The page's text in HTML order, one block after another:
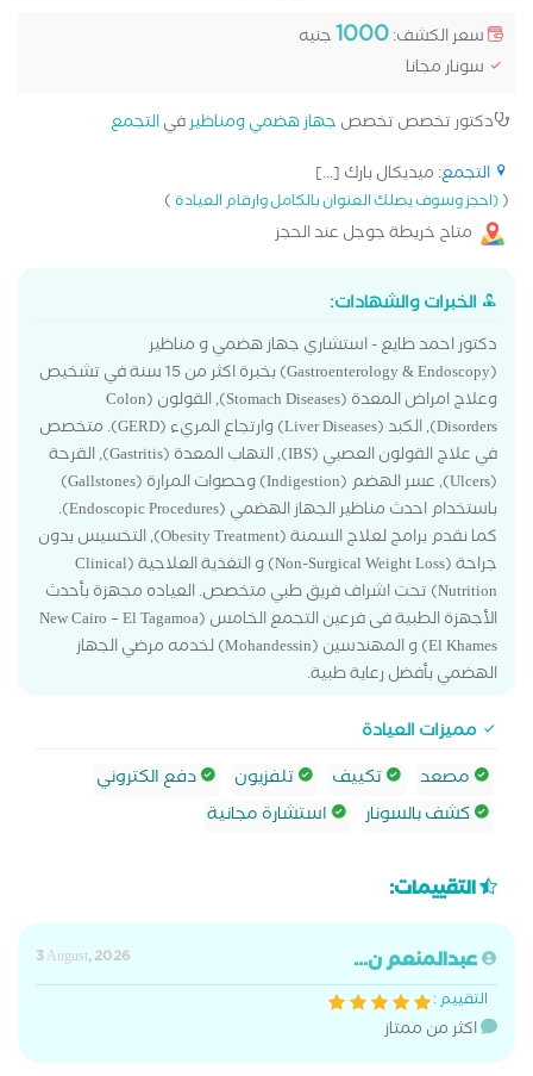
سعر الكشف:1000جنيه
سونار مجانا
دكتور تخصص تخصص جهاز هضمي ومناظيرفيالتجمع
التجمع: ميديكال بارك [...]
((احجز وسوف يصلك العنوان بالكامل وارقام العيادة)
متاح خريطة جوجل عند الحجز
الخبرات والشهادات:
دكتور احمد طايع - استشاري جهاز هضمي و مناظير
(Gastroenterology & Endoscopy) بخبرة اكثر من 15 سنة في تشخيص
وعلاج امراض المعدة (Stomach Diseases), القولون (Colon
Disorders), الكبد (Liver Diseases) وارتجاع المريء (GERD). متخصص
في علاج القولون العصبي (IBS), التهاب المعدة (Gastritis), القرحة
(Ulcers), عسر الهضم (Indigestion) وحصوات المرارة (Gallstones)
باستخدام احدث مناظير الجهاز الهضمي (Endoscopic Procedures).
كما نقدم برامج لعلاج السمنة (Obesity Treatment), التخسيس بدون
جراحة (Non-Surgical Weight Loss) و التغذية العلاجية (Clinical
Nutrition) تحت اشراف فريق طبي متخصص. العياده مجهزة بأحدث
الأجهزة الطبية فى فرعين التجمع الخامس (New Cairo – El Tagamoa
El Khames) و المهندسين (Mohandessin) لخدمه مرضي الجهاز
الهضمي بأفضل رعاية طبية.
مميزات العيادة
مصعد
تكييف تلفزيون
دفع الكتروني
كشف بالسونار
استشارة مجانية
التقييمات:
عبدالمنعم ن...
3 August, 2026
التقييم :
اكثر من ممتاز